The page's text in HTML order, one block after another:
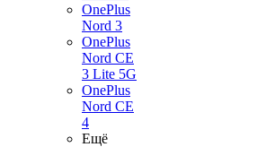
OnePlus
Nord 3
OnePlus
Nord CE
3 Lite 5G
OnePlus
Nord CE
4
Ещё